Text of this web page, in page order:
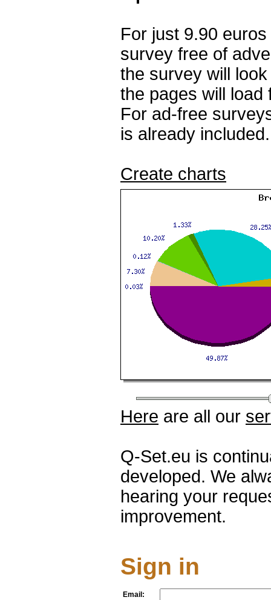
For just 9.90
survey free of
the survey will
the pages will load
For ad-free
is already included.
Create charts
Here are all our
Q-Set.eu is
developed. We
hearing your
improvement.
Sign in
Email: